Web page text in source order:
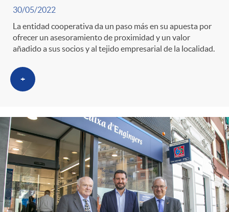
30/05/2022
La entidad cooperativa da un paso más en su apuesta por
ofrecer un asesoramiento de proximidad y un valor
añadido a sus socios y al tejido empresarial de la localidad.
+